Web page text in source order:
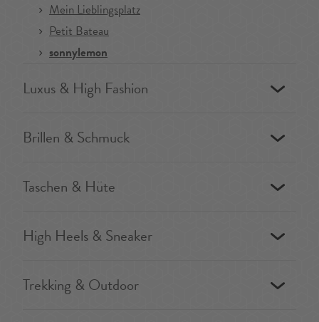
Mein Lieblingsplatz
Petit Bateau
sonnylemon
Luxus & High Fashion
Brillen & Schmuck
Taschen & Hüte
High Heels & Sneaker
Trekking & Outdoor